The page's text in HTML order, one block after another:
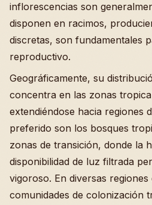
inflorescencias son
disponen en racimos,
discretas, son fundamentales
reproductivo.
Geográficamente, su
concentra en las zonas
extendiéndose hacia regiones
preferido son los bosques
zonas de transición, donde la
disponibilidad de luz filtrada
vigoroso. En diversas
comunidades de colonización